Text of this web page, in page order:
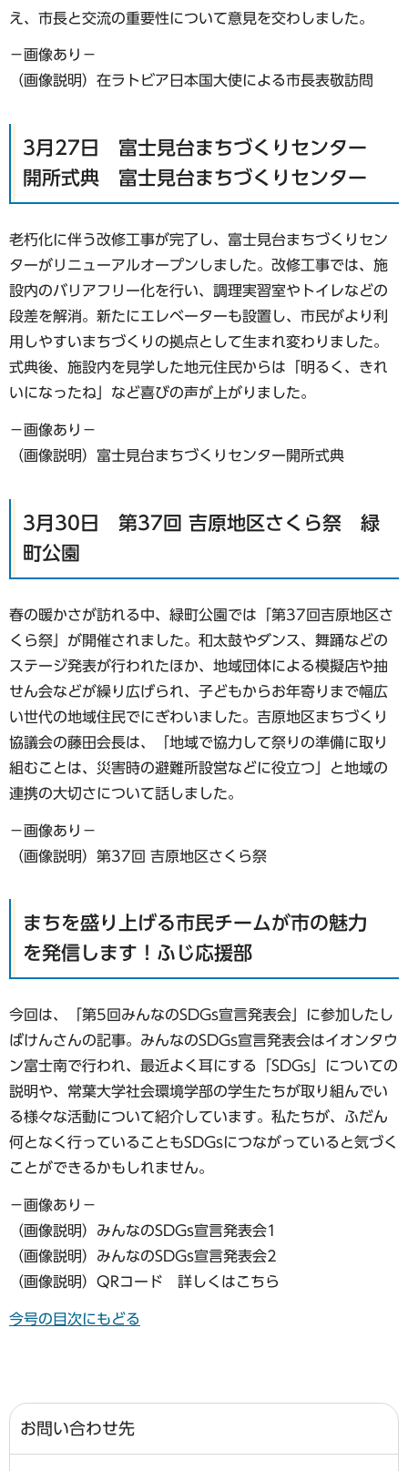
え、市長と交流の重要性について意見を交わしました。
−画像あり−
（画像説明）在ラトビア日本国大使による市長表敬訪問
3月27日 富士見台まちづくりセンター
開所式典 富士見台まちづくりセンター
老朽化に伴う改修工事が完了し、富士見台まちづくりセン
ターがリニューアルオープンしました。改修工事では、施
設内のバリアフリー化を行い、調理実習室やトイレなどの
段差を解消。新たにエレベーターも設置し、市民がより利
用しやすいまちづくりの拠点として生まれ変わりました。
式典後、施設内を見学した地元住民からは「明るく、きれ
いになったね」など喜びの声が上がりました。
−画像あり−
（画像説明）富士見台まちづくりセンター開所式典
3月30日 第37回 吉原地区さくら祭 緑
町公園
春の暖かさが訪れる中、緑町公園では「第37回吉原地区さ
くら祭」が開催されました。和太鼓やダンス、舞踊などの
ステージ発表が行われたほか、地域団体による模擬店や抽
せん会などが繰り広げられ、子どもからお年寄りまで幅広
い世代の地域住民でにぎわいました。吉原地区まちづくり
協議会の藤田会長は、「地域で協力して祭りの準備に取り
組むことは、災害時の避難所設営などに役立つ」と地域の
連携の大切さについて話しました。
−画像あり−
（画像説明）第37回 吉原地区さくら祭
まちを盛り上げる市民チームが市の魅力
を発信します！ふじ応援部
今回は、「第5回みんなのSDGs宣言発表会」に参加したし
ばけんさんの記事。みんなのSDGs宣言発表会はイオンタウ
ン富士南で行われ、最近よく耳にする「SDGs」についての
説明や、常葉大学社会環境学部の学生たちが取り組んでい
る様々な活動について紹介しています。私たちが、ふだん
何となく行っていることもSDGsにつながっていると気づく
ことができるかもしれません。
−画像あり−
（画像説明）みんなのSDGs宣言発表会1
（画像説明）みんなのSDGs宣言発表会2
（画像説明）QRコード 詳しくはこちら
今号の目次にもどる
お問い合わせ先